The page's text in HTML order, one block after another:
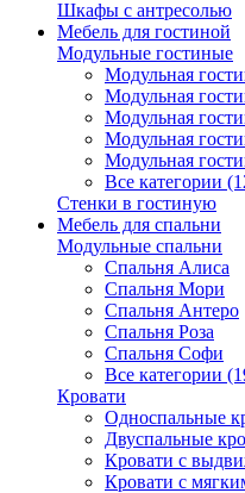
Шкафы с антресолью
Мебель для гостиной
Модульные гостиные
Модульная
Модульная
Модульная
Модульная
Модульная
Все категории
Стенки в гостиную
Мебель для спальни
Модульные спальни
Спальня Алиса
Спальня Мори
Спальня Антеро
Спальня Роза
Спальня Софи
Все категории
Кровати
Односпальные
Двуспальные
Кровати с
Кровати с